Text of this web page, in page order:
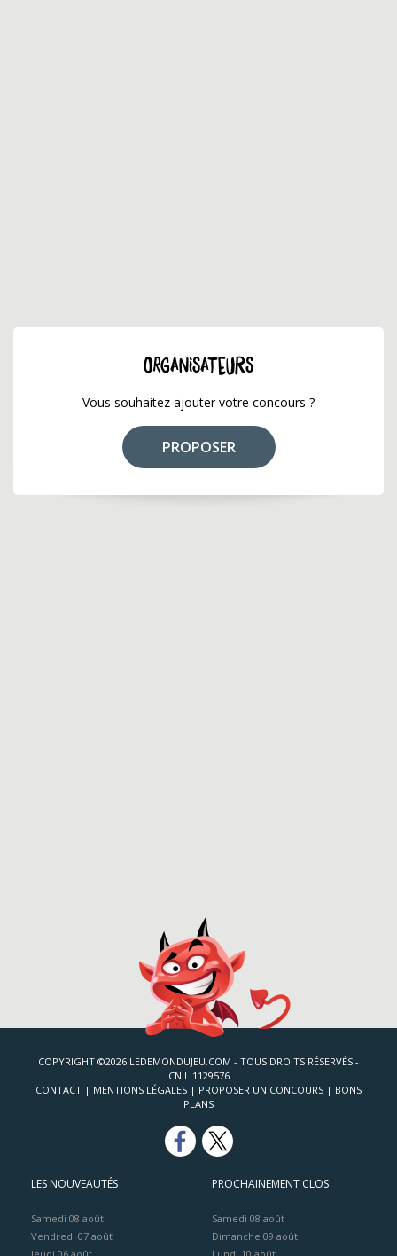
ORGANISATEURS
Vous souhaitez ajouter votre concours ?
PROPOSER
COPYRIGHT ©2026 LEDEMONDUJEU.COM - TOUS DROITS RÉSERVÉS -
CNIL 1129576
CONTACT | MENTIONS LÉGALES | PROPOSER UN CONCOURS | BONS
PLANS
LES NOUVEAUTÉS
Samedi 08 août
Vendredi 07 août
PROCHAINEMENT CLOS
Samedi 08 août
Dimanche 09 août